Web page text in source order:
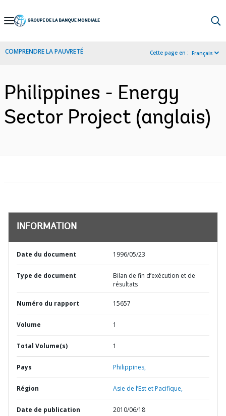
Skip
Navigation
COMPRENDRE LA PAUVRETÉ Cette page en : Français
Philippines - Energy
Sector Project (anglais)
INFORMATION
Date du document 1996/05/23
Type de document
Bilan de fin d’exécution et de
résultats
Numéro du rapport 15657
Volume 1
Total Volume(s) 1
Pays Philippines,
Région Asie de l’Est et Pacifique,
Date de publication 2010/06/18